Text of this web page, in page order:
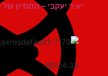
יאיר יעקבי – המסיון של ליאל
00:04:38